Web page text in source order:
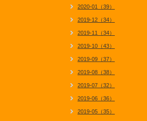
2020-01（39）
2019-12（34）
2019-11（34）
2019-10（43）
2019-09（37）
2019-08（38）
2019-07（32）
2019-06（36）
2019-05（35）